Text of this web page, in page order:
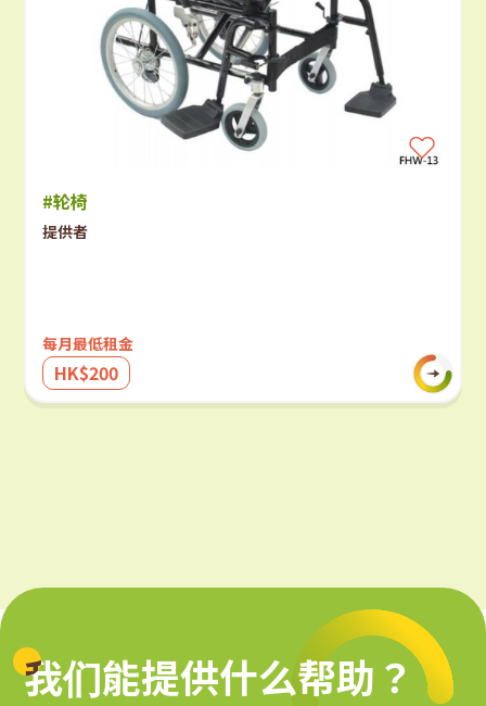
#轮椅
提供者
每月最低租金
HK$200
我们能提供什么帮助？
我们能提供什么帮助？